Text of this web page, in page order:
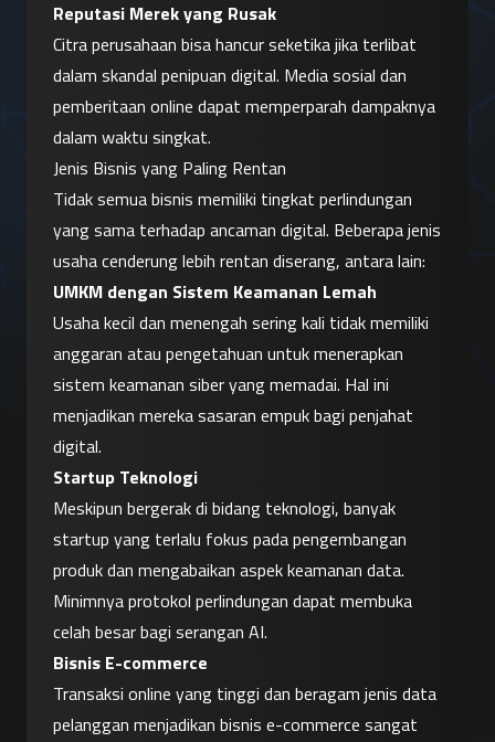
Reputasi Merek yang Rusak
Citra perusahaan bisa hancur seketika jika terlibat
dalam skandal penipuan digital. Media sosial dan
pemberitaan online dapat memperparah dampaknya
dalam waktu singkat.
Jenis Bisnis yang Paling Rentan
Tidak semua bisnis memiliki tingkat perlindungan
yang sama terhadap ancaman digital. Beberapa jenis
usaha cenderung lebih rentan diserang, antara lain:
UMKM dengan Sistem Keamanan Lemah
Usaha kecil dan menengah sering kali tidak memiliki
anggaran atau pengetahuan untuk menerapkan
sistem keamanan siber yang memadai. Hal ini
menjadikan mereka sasaran empuk bagi penjahat
digital.
Startup Teknologi
Meskipun bergerak di bidang teknologi, banyak
startup yang terlalu fokus pada pengembangan
produk dan mengabaikan aspek keamanan data.
Minimnya protokol perlindungan dapat membuka
celah besar bagi serangan AI.
Bisnis E-commerce
Transaksi online yang tinggi dan beragam jenis data
pelanggan menjadikan bisnis e-commerce sangat